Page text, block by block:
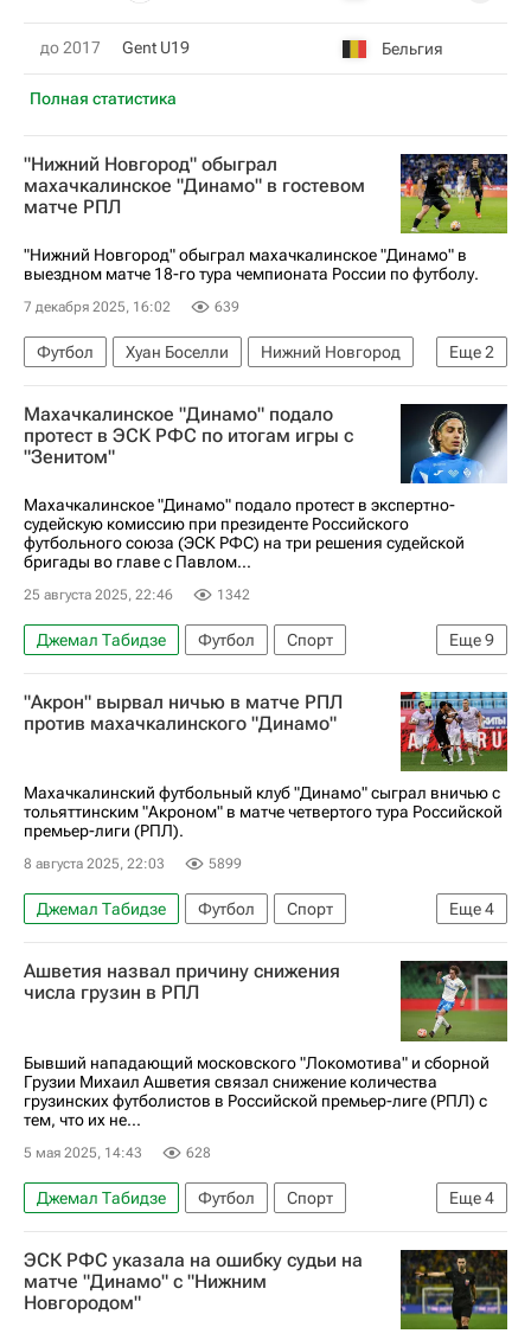
Полная статистика
до 2017 Gent U19 Бельгия
"Нижний Новгород" обыграл
махачкалинское "Динамо" в гостевом
матче РПЛ
"Нижний Новгород" обыграл махачкалинское "Динамо" в
выездном матче 18-го тура чемпионата России по футболу.
7 декабря 2025, 16:02 639
Еще2
Футбол Хуан Боселли
Нижний Новгород
Динамо (Махачкала)
РПЛ 2026-2027 (Чемпионат России по футболу)
Махачкалинское "Динамо" подало
протест в ЭСК РФС по итогам игры с
"Зенитом"
Махачкалинское "Динамо" подало протест в экспертно-
судейскую комиссию при президенте Российского
футбольного союза (ЭСК РФС) на три решения судейской
бригады во главе с Павлом...
25 августа 2025, 22:46 1342
Еще9
Джемал Табидзе Футбол
Спорт
Республика Дагестан
Саранск
Россия
Андрей Мостовой
Густаво Мантуан
Российский футбольный союз (РФС)
РПЛ 2026-2027 (Чемпионат России по футболу)
"Акрон" вырвал ничью в матче РПЛ
против махачкалинского "Динамо"
Махачкалинский футбольный клуб "Динамо" сыграл вничью с
тольяттинским "Акроном" в матче четвертого тура Российской
премьер-лиги (РПЛ).
8 августа 2025, 22:03 5899
Еще4
Джемал Табидзе Футбол
Спорт
Акрон (Тольятти)
Динамо Москва
Нижний Новгород
РПЛ 2026-2027 (Чемпионат России по футболу)
Ашветия назвал причину снижения
числа грузин в РПЛ
Бывший нападающий московского "Локомотива" и сборной
Грузии Михаил Ашветия связал снижение количества
грузинских футболистов в Российской премьер-лиге (РПЛ) с
тем, что их не...
5 мая 2025, 14:43 628
Еще4
Джемал Табидзе Футбол
Спорт
Лука Гагнидзе
Динамо Москва
Локомотив (Москва)
РПЛ 2026-2027 (Чемпионат России по футболу)
ЭСК РФС указала на ошибку судьи на
матче "Динамо" с "Нижним
Новгородом"